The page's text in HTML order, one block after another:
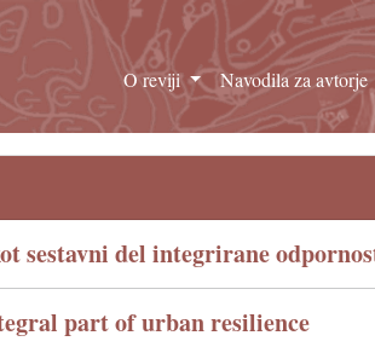
O reviji Navodila za avtorje
sestavni del integrirane
part of urban resilience